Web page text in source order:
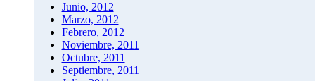
Junio, 2012
Marzo, 2012
Febrero, 2012
Noviembre, 2011
Octubre, 2011
Septiembre, 2011